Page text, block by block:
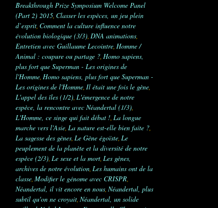
Breakthrough Prize Symposium Welcome Panel
(Part 2) 2015 Classer les espèces, un jeu plein
d’esprit Comment la culture influence notre
évolution biologique (3/3) DNA animations
Entretien avec Guillaume Lecointre Homme /
Animal : coupure ou partage ? Homo sapiens,
plus fort que Superman - Les origines de
l'Homme Homo sapiens, plus fort que Superman -
Les origines de l'Homme Il était une fois le gène
L'appel des îles (1/2) L'émergence de notre
espèce, la rencontre avec Néandertal (1/3)
L'Homme, ce singe qui fait débat ! La longue
marche vers l'Asie La nature est-elle bien faite ?
La sagesse des gènes Le Gène égoïste Le
peuplement de la planète et la diversité de notre
espèce (2/3) Le sexe et la mort Les gènes,
archives de notre évolution Les humains ont de la
classe Modifier le génome avec CRISPR
Néandertal, il vit encore en nous Néandertal, plus
subtil qu'on ne croyait Néandertal, un solide